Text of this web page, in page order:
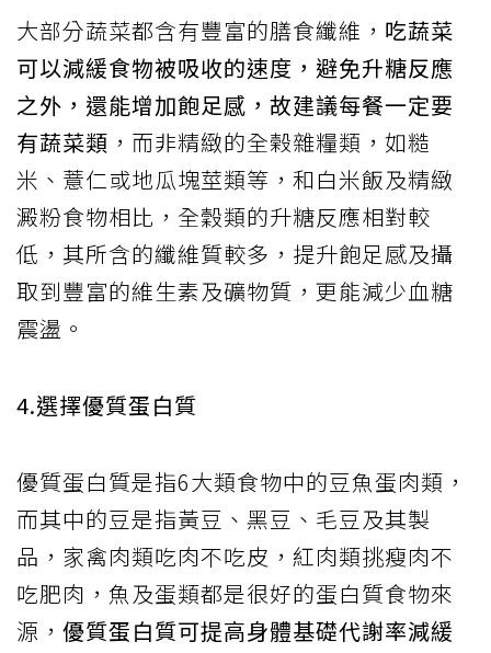
大部分蔬菜都含有豐富的膳食纖維， 吃蔬菜
可以減緩食物被吸收的速度，避免升糖反應
之外，還能增加飽足感，故建議每餐一定要
有蔬菜類 ，而非精緻的全榖雜糧類，如糙
米、薏仁或地瓜塊莖類等，和白米飯及精緻
澱粉食物相比，全穀類的升糖反應相對較
低，其所含的纖維質較多，提升飽足感及攝
取到豐富的維生素及礦物質，更能減少血糖
震盪。
4.選擇優質蛋白質
優質蛋白質是指6大類食物中的豆魚蛋肉類，
而其中的豆是指黃豆、黑豆、毛豆及其製
品，家禽肉類吃肉不吃皮，紅肉類挑瘦肉不
吃肥肉，魚及蛋類都是很好的蛋白質食物來
源， 優質蛋白質可提高身體基礎代謝率減緩